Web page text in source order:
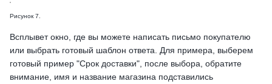
Рисунок 7.
Всплывет окно, где вы можете написать письмо покупателю
или выбрать готовый шаблон ответа. Для примера, выберем
готовый пример "Срок доставки", после выбора, обратите
внимание, имя и название магазина подставились